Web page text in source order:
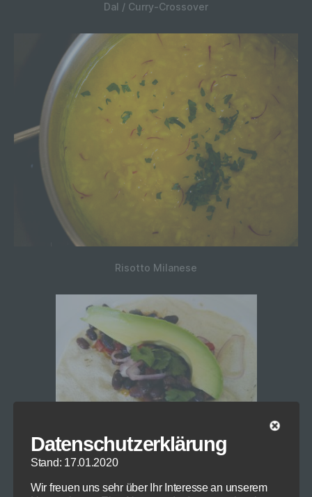
Dal / Curry-Crossover
Risotto Milanese
Mais-Tacos mit Bohnenfüllung
Datenschutzerklärung
Stand: 17.01.2020
Wir freuen uns sehr über Ihr Interesse an unserem